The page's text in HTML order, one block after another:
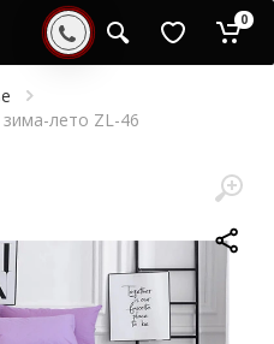
0
лето ZL-46